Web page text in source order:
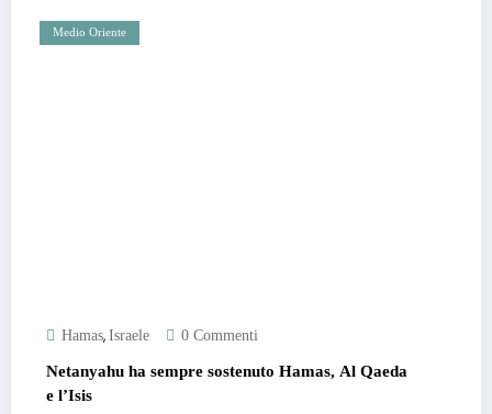
Medio Oriente
Hamas, Israele 0 Commenti
Netanyahu ha sempre sostenuto Hamas, Al Qaeda
e l’Isis